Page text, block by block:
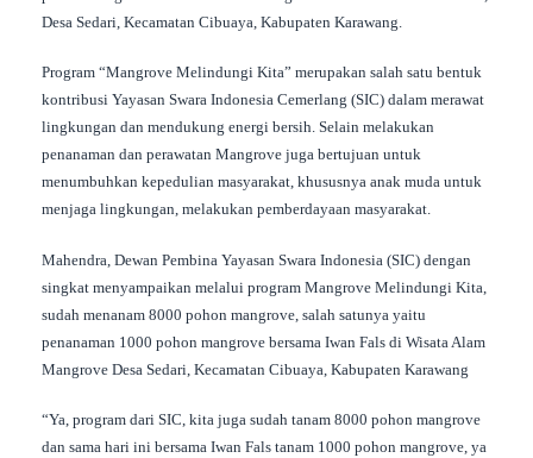
Desa Sedari, Kecamatan Cibuaya, Kabupaten Karawang.
Program “Mangrove Melindungi Kita” merupakan salah satu bentuk
kontribusi Yayasan Swara Indonesia Cemerlang (SIC) dalam merawat
lingkungan dan mendukung energi bersih. Selain melakukan
penanaman dan perawatan Mangrove juga bertujuan untuk
menumbuhkan kepedulian masyarakat, khususnya anak muda untuk
menjaga lingkungan, melakukan pemberdayaan masyarakat.
Mahendra, Dewan Pembina Yayasan Swara Indonesia (SIC) dengan
singkat menyampaikan melalui program Mangrove Melindungi Kita,
sudah menanam 8000 pohon mangrove, salah satunya yaitu
penanaman 1000 pohon mangrove bersama Iwan Fals di Wisata Alam
Mangrove Desa Sedari, Kecamatan Cibuaya, Kabupaten Karawang
“Ya, program dari SIC, kita juga sudah tanam 8000 pohon mangrove
dan sama hari ini bersama Iwan Fals tanam 1000 pohon mangrove, ya